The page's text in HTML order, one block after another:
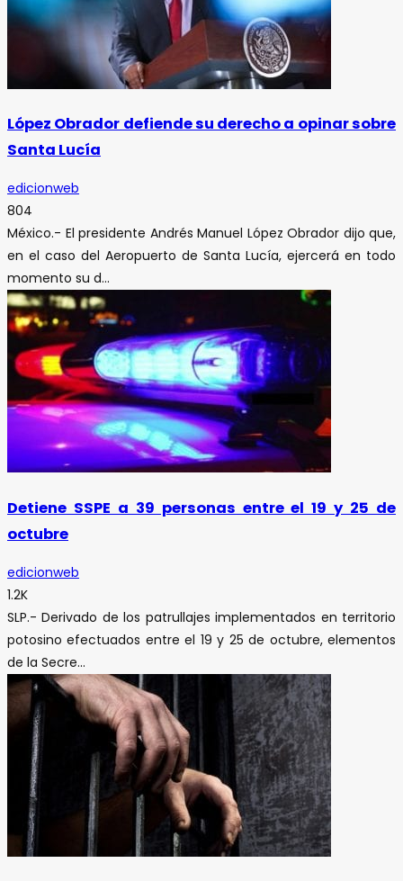
López Obrador defiende su derecho a opinar sobre
Santa Lucía
edicionweb
804
México.- El presidente Andrés Manuel López Obrador dijo que,
en el caso del Aeropuerto de Santa Lucía, ejercerá en todo
momento su d...
Detiene SSPE a 39 personas entre el 19 y 25 de
octubre
edicionweb
1.2K
SLP.- Derivado de los patrullajes implementados en territorio
potosino efectuados entre el 19 y 25 de octubre, elementos
de la Secre...